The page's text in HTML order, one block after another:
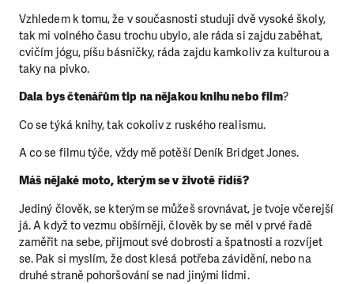
Vzhledem k tomu, že v současnosti studuji dvě vysoké školy,
tak mi volného času trochu ubylo, ale ráda si zajdu zaběhat,
cvičím jógu, píšu básničky, ráda zajdu kamkoliv za kulturou a
taky na pivko.
Dala bys čtenářům tip na nějakou knihu nebo film?
Co se týká knihy, tak cokoliv z ruského realismu.
A co se filmu týče, vždy mě potěší Deník Bridget Jones.
Máš nějaké moto, kterým se v životě řídíš?
Jediný člověk, se kterým se můžeš srovnávat, je tvoje včerejší
já. A když to vezmu obšírněji, člověk by se měl v prvé řadě
zaměřit na sebe, přijmout své dobrosti a špatnosti a rozvíjet
se. Pak si myslím, že dost klesá potřeba závidění, nebo na
druhé straně pohoršování se nad jinými lidmi.